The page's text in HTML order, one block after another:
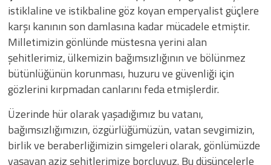
istiklaline ve istikbaline göz koyan emperyalist güçlere
karşı kanının son damlasına kadar mücadele etmiştir.
Milletimizin gönlünde müstesna yerini alan
şehitlerimiz, ülkemizin bağımsızlığının ve bölünmez
bütünlüğünün korunması, huzuru ve güvenliği için
gözlerini kırpmadan canlarını feda etmişlerdir.
Üzerinde hür olarak yaşadığımız bu vatanı,
bağımsızlığımızın, özgürlüğümüzün, vatan sevgimizin,
birlik ve beraberliğimizin simgeleri olarak, gönlümüzde
yaşayan aziz şehitlerimize borçluyuz. Bu düşüncelerle